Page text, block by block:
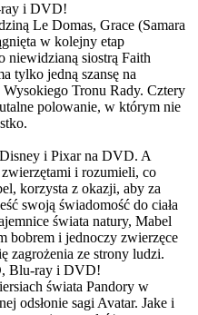
ray i DVD!
Le Domas, Grace (Samara
w kolejny etap
niewidzianą siostrą Faith
tylko jedną szansę na
Tronu Rady. Cztery
polowanie, w którym nie
i Pixar na DVD. A
i rozumieli, co
korzysta z okazji, aby za
swoją świadomość do ciała
świata natury, Mabel
bobrem i jednoczy zwierzęce
zagrożenia ze strony ludzi.
Blu-ray i DVD!
świata Pandory w
odsłonie sagi Avatar. Jake i